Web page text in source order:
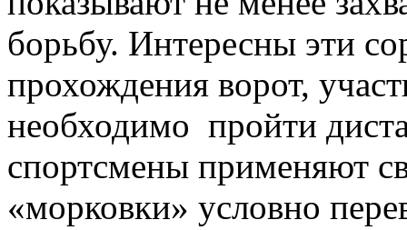
борьбу. Интересны эти
прохождения ворот,
необходимо пройти
спортсмены применяют
«морковки» условно